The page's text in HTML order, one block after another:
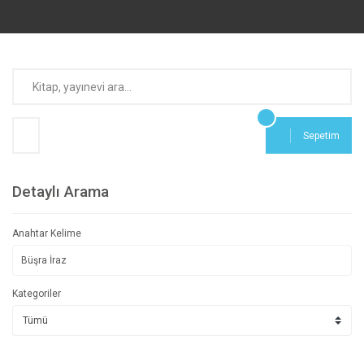
Sepetim
Detaylı Arama
Anahtar Kelime
Kategoriler